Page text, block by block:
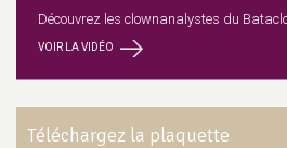
Découvrez les clownanalystes du
VOIR LA VIDÉO
Téléchargez la plaquette